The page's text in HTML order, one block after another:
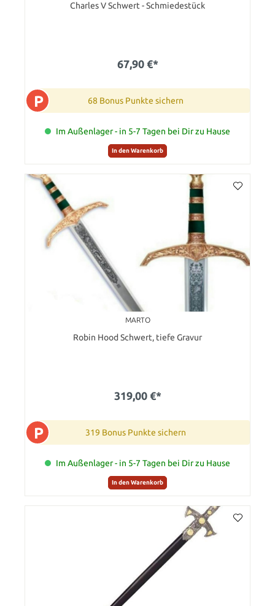
Charles V Schwert - Schmiedestück
67,90 €*
P 68 Bonus Punkte sichern
Im Außenlager - in 5-7 Tagen bei Dir zu Hause
In den Warenkorb
MARTO
Robin Hood Schwert, tiefe Gravur
319,00 €*
P 319 Bonus Punkte sichern
Im Außenlager - in 5-7 Tagen bei Dir zu Hause
In den Warenkorb